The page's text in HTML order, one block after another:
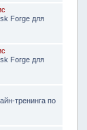
Forge для
Forge для
тренинга по